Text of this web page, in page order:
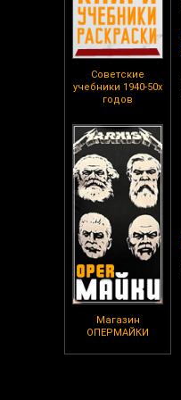
Советские
учебники 1940-50х
годов
Магазин
ОПЕРМАЙКИ